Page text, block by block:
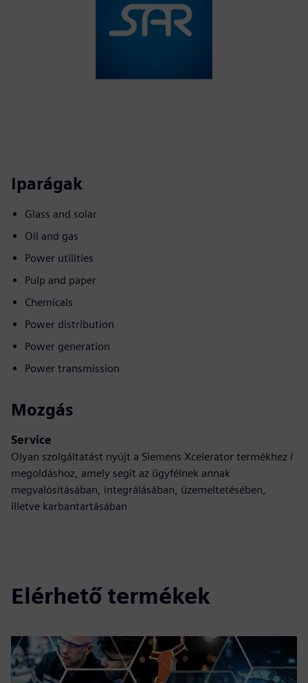
Iparágak
Glass and solar
Oil and gas
Power utilities
Pulp and paper
Chemicals
Power distribution
Power generation
Power transmission
Mozgás
Service
Olyan szolgáltatást nyújt a Siemens Xcelerator termékhez /
megoldáshoz, amely segít az ügyfélnek annak
megvalósításában, integrálásában, üzemeltetésében,
illetve karbantartásában
Elérhető termékek